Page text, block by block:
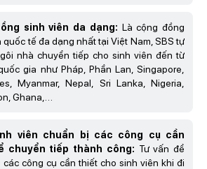
sinh viên da dạng: Là cộng đồng
quốc tế đa dạng nhất tại Việt Nam, SBS tự
nhà chuyển tiếp cho sinh viên đến từ
gia như Pháp, Phần Lan, Singapore,
Myanmar, Nepal, Sri Lanka, Nigeria,
Ghana,…
viên chuẩn bị các công cụ cần
chuyển tiếp thành công: Tư vấn để
các công cụ cần thiết cho sinh viên khi đi